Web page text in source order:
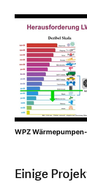
WPZ
​​​​​​​Einige